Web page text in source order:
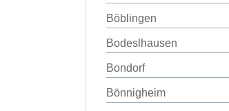
Böblingen
Bodeslhausen
Bondorf
Bönnigheim